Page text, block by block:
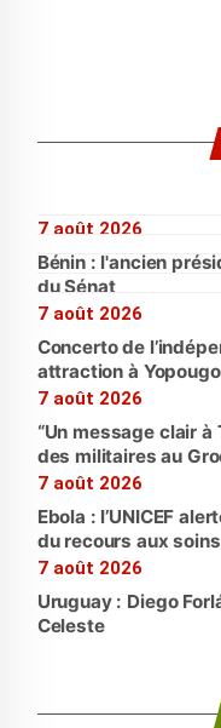
7 août 2026
Bénin : l'ancien
du Sénat
7 août 2026
Concerto de
attraction à
7 août 2026
“Un message clair à
des militaires au
7 août 2026
Ebola : l’UNICEF
du recours aux
7 août 2026
Uruguay : Diego
Celeste